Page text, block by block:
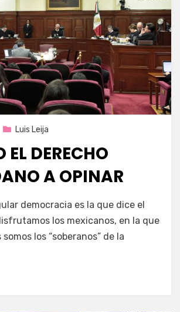
Luis Leija
EL DERECHO
A OPINAR
democracia es la que dice el
los mexicanos, en la que
los “soberanos” de la